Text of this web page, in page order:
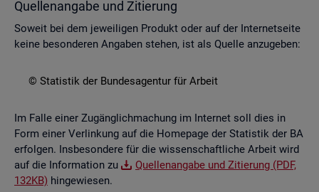
Quel­len­an­ga­be und Zi­tie­rung
So­weit bei dem je­wei­li­gen Pro­dukt oder auf der In­ter­net­sei­te
keine be­son­de­ren An­ga­ben ste­hen, ist als Quel­le an­zu­ge­ben:
© Sta­tis­tik der Bun­des­agen­tur für Ar­beit
Im Falle einer Zu­gäng­lich­ma­chung im In­ter­net soll dies in
Form einer Ver­lin­kung auf die Home­page der Sta­tis­tik der BA
er­fol­gen. Ins­be­son­de­re für die wis­sen­schaft­li­che Ar­beit wird
auf die In­for­ma­ti­on zu
Quel­len­an­ga­be und Zi­tie­rung (PDF,
132KB) hin­ge­wie­sen.